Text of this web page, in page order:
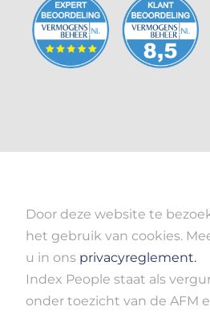
Door deze website te
het gebruik van cookies.
u in ons privacyreglement.
Index People staat als
onder toezicht van de AFM